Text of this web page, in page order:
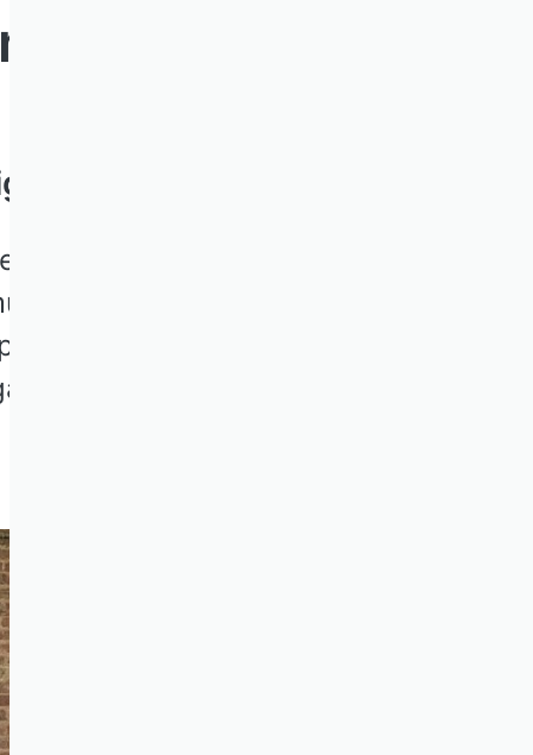
und
und Unternehmer
der Beschäftigten.
die Mitbestimmung
Akzeptanz durch